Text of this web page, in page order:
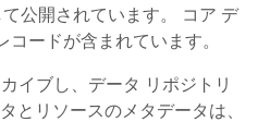
公開されています。 コア デ
ードが含まれています。
イブし、データ リポジトリ
とリソースのメタデータは、